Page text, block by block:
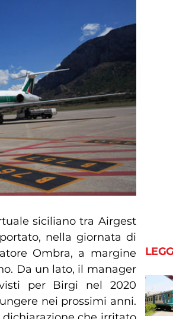
siciliano tra Airgest
nella giornata di
Ombra, a margine
Da un lato, il manager
per Birgi nel 2020
nei prossimi anni.